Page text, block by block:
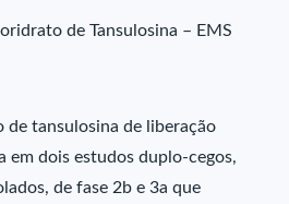
de Tansulosina – EMS
de tansulosina de liberação
em dois estudos duplo-cegos,
de fase 2b e 3a que